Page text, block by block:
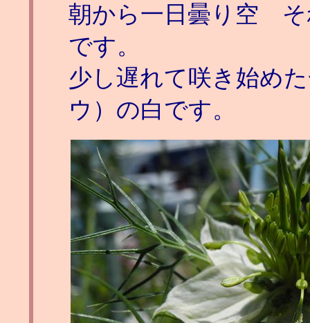
朝から一日曇り空 そ
です。
少し遅れて咲き始め
ウ）の白です。